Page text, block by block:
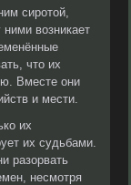
сиротой,
возникает
что их
Вместе они
и мести.
их
их судьбами.
разорвать
несмотря